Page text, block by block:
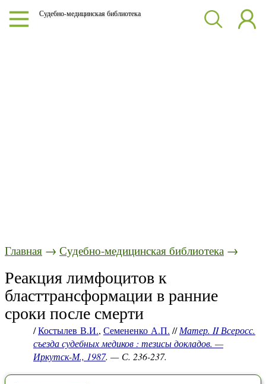
Судебно-медицинская библиотека
Главная → Судебно-медицинская библиотека →
Реакция лимфоцитов к
бласттрансформации в ранние
сроки после смерти
/Костылев В.И., Семененко А.П. //Матер. II Всеросс.
съезда судебных медиков : тезисы докладов. —
Иркутск-М., 1987. — С. 236-237.